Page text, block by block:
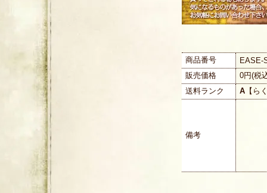
商品番号
EASE-
販売価格
0円(税
送料ランク
A 【ら
備考